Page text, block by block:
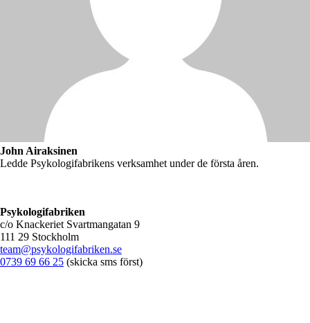
John Airaksinen
Ledde Psykologifabrikens verksamhet under de första åren.
Psykologifabriken
c/o Knackeriet Svartmangatan 9
111 29 Stockholm
team@psykologifabriken.se
0739 69 66 25 (skicka sms först)